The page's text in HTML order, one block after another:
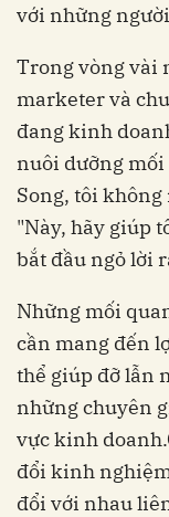
với những
Trong vòng vài
marketer và
đang kinh
nuôi dưỡng
Song, tôi
"Này, hãy giúp
bắt đầu ngỏ lời
Những mối
cần mang đến
thể giúp đỡ lẫn
những chuyên
vực kinh
đổi kinh
đổi với nhau